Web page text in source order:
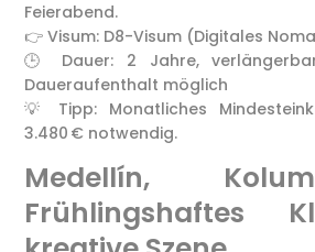
Feierabend.
👉 Visum: D8-Visum (Digitales
🕒 Dauer: 2 Jahre,
Daueraufenthalt möglich
💡 Tipp: Monatliches
3.480 € notwendig.
Medellín,
Frühlingshaftes